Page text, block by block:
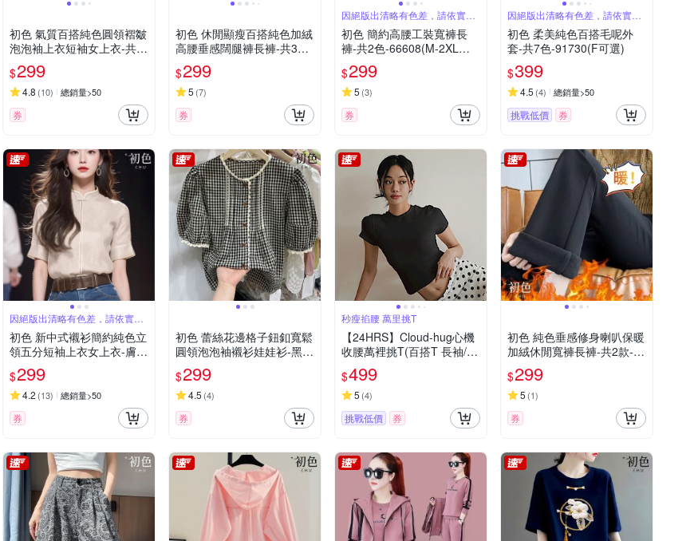
初色 氣質百搭純色圓領褶皺
泡泡袖上衣短袖女上衣-共3
色-35596(M-3XL可選)
$299
4.8 (10) 總銷量>50
券
初色 休閒顯瘦百搭純色加絨
高腰垂感闊腿褲長褲-共3色-
32579(M-4XL可選)
$299
5 (7)
券
因絕版出清略有色差，請依實際
收到商品為主
初色 簡約高腰工裝寬褲長
褲-共2色-66608(M-2XL可
選)
$299
5 (3)
券
因絕版出清略有色差，請依實際
收到商品為主
初色 柔美純色百搭毛呢外
套-共7色-91730(F可選)
$399
4.5 (4) 總銷量>50
挑戰低價 券
因絕版出清略有色差，請依實際
收到商品為主
初色 新中式襯衫簡約純色立
領五分短袖上衣女上衣-膚
色-34619(M-2XL可選)
$299
4.2 (13) 總銷量>50
券
初色 蕾絲花邊格子鈕釦寬鬆
圓領泡泡袖襯衫娃娃衫-黑
色-36421(M-2XL可選)
$299
4.5 (4)
券
秒瘦掐腰 萬里挑T
【24HRS】Cloud-hug心機
收腰萬裡挑T(百搭T 長袖/短
袖)
$499
5 (4)
挑戰低價 券
初色 純色垂感修身喇叭保暖
加絨休閒寬褲長褲-共2款-39
486(M-4XL可選)
$299
5 (1)
券